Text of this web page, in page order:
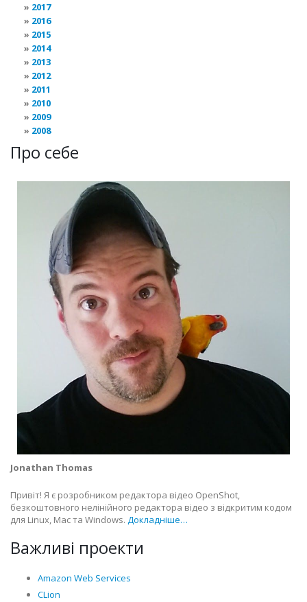
2017
2016
2015
2014
2013
2012
2011
2010
2009
2008
Про себе
Jonathan Thomas
Привіт! Я є розробником редактора відео OpenShot,
безкоштовного нелінійного редактора відео з відкритим кодом
для Linux, Mac та Windows. Докладніше…
Важливі проекти
Amazon Web Services
CLion